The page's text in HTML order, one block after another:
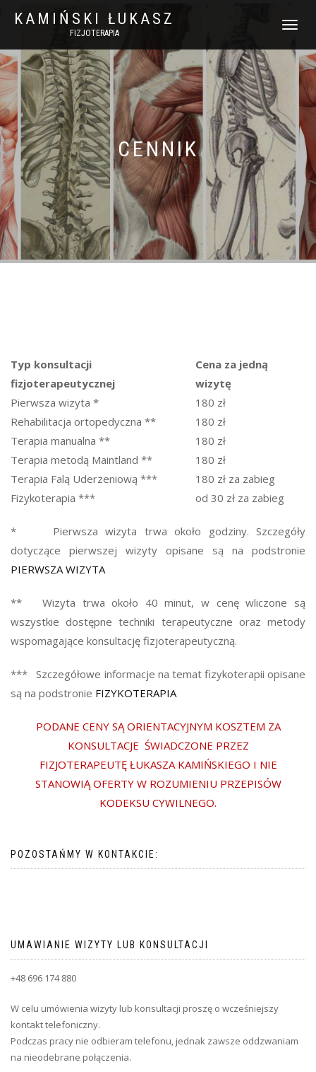
KAMIŃSKI ŁUKASZ
FIZJOTERAPIA
WŁĄCZ
CENNIK
Typ konsultacji
fizjoterapeutycznej
Cena za jedną
wizytę
Pierwsza wizyta *
180 zł
Rehabilitacja ortopedyczna **
180 zł
Terapia manualna **
180 zł
Terapia metodą Maintland **
180 zł
Terapia Falą Uderzeniową ***
180 zł za zabieg
Fizykoterapia ***
od 30 zł za zabieg
* Pierwsza wizyta trwa około godziny. Szczegóły
dotyczące pierwszej wizyty opisane są na podstronie
PIERWSZA WIZYTA
** Wizyta trwa około 40 minut, w cenę wliczone są
wszystkie dostępne techniki terapeutyczne oraz metody
wspomagające konsultację fizjoterapeutyczną.
*** Szczegółowe informacje na temat fizykoterapii opisane
są na podstronie FIZYKOTERAPIA
PODANE CENY SĄ ORIENTACYJNYM KOSZTEM ZA
KONSULTACJE ŚWIADCZONE PRZEZ
FIZJOTERAPEUTĘ ŁUKASZA KAMIŃSKIEGO I NIE
STANOWIĄ OFERTY W ROZUMIENIU PRZEPISÓW
KODEKSU CYWILNEGO.
POZOSTAŃMY W KONTAKCIE:
UMAWIANIE WIZYTY LUB KONSULTACJI
+48 696 174 880
W celu umówienia wizyty lub konsultacji proszę o wcześniejszy
kontakt telefoniczny.
Podczas pracy nie odbieram telefonu, jednak zawsze oddzwaniam
na nieodebrane połączenia.